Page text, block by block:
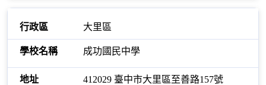
大里區
成功國民中學
412029 臺中市大里區至善路157號